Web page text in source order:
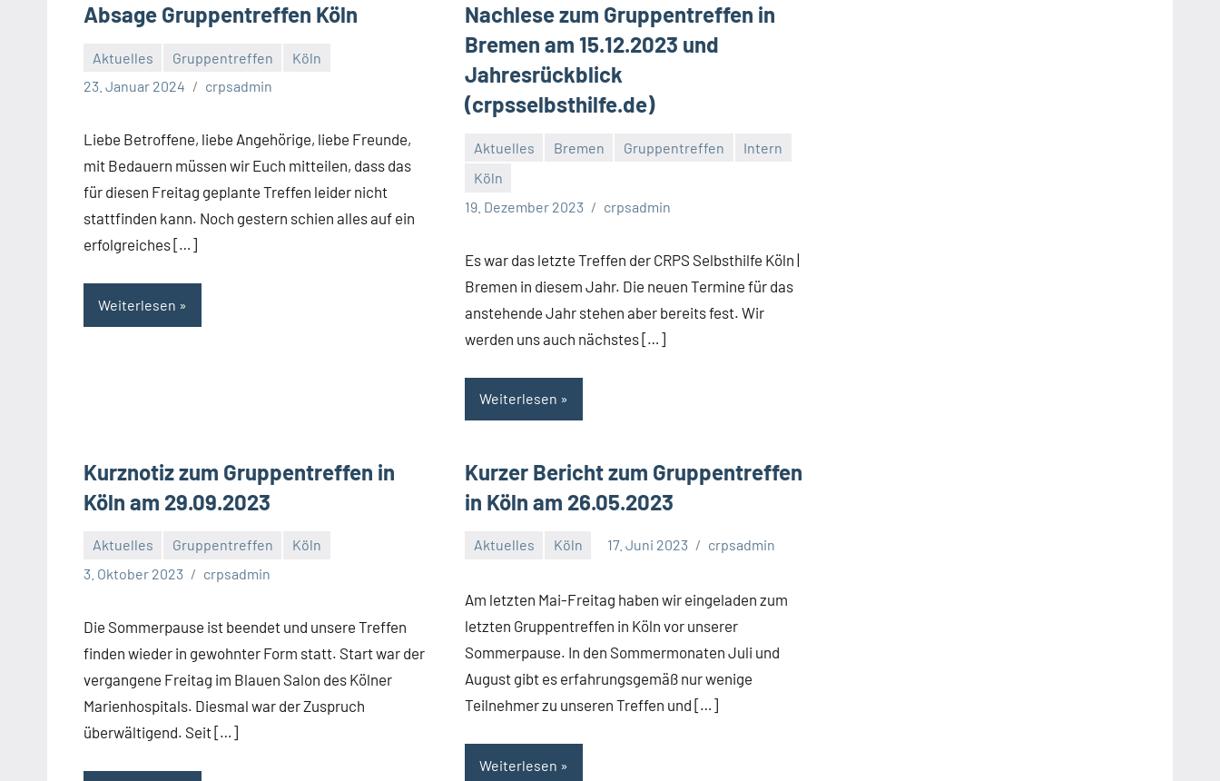
Absage Gruppentreffen Köln
Aktuelles Gruppentreffen
Köln
23. Januar 2024
crpsadmin
Liebe Betroffene, liebe Angehörige, liebe Freunde,
mit Bedauern müssen wir Euch mitteilen, dass das
für diesen Freitag geplante Treffen leider nicht
stattfinden kann. Noch gestern schien alles auf ein
erfolgreiches […]
Weiterlesen
Nachlese zum Gruppentreffen in
Bremen am 15.12.2023 und
Jahresrückblick
(crpsselbsthilfe.de)
Aktuelles Bremen Gruppentreffen
Intern
Köln
19. Dezember 2023
crpsadmin
Es war das letzte Treffen der CRPS Selbsthilfe Köln |
Bremen in diesem Jahr. Die neuen Termine für das
anstehende Jahr stehen aber bereits fest. Wir
werden uns auch nächstes […]
Weiterlesen
Kurznotiz zum Gruppentreffen in
Köln am 29.09.2023
Aktuelles Gruppentreffen
Köln
3. Oktober 2023
crpsadmin
Die Sommerpause ist beendet und unsere Treffen
finden wieder in gewohnter Form statt. Start war der
vergangene Freitag im Blauen Salon des Kölner
Marienhospitals. Diesmal war der Zuspruch
überwältigend. Seit […]
Kurzer Bericht zum Gruppentreffen
in Köln am 26.05.2023
Aktuelles Köln 17. Juni 2023 crpsadmin
Am letzten Mai-Freitag haben wir eingeladen zum
letzten Gruppentreffen in Köln vor unserer
Sommerpause. In den Sommermonaten Juli und
August gibt es erfahrungsgemäß nur wenige
Teilnehmer zu unseren Treffen und […]
Weiterlesen